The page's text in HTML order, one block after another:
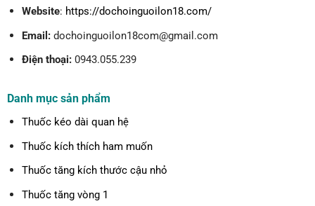
Website: https://dochoinguoilon18.com/
Email: dochoinguoilon18com@gmail.com
Điện thoại:0943.055.239
Danh mục sản phẩm
Thuốc kéo dài quan hệ
Thuốc kích thích ham muốn
Thuốc tăng kích thước cậu nhỏ
Thuốc tăng vòng 1